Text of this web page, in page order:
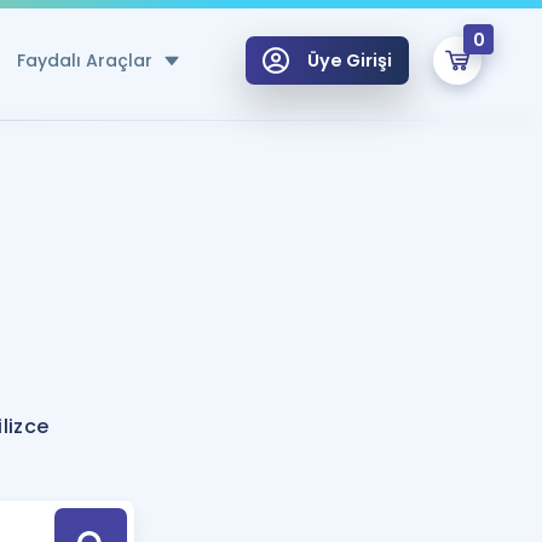
Faydalı Araçlar
Hesaplama Aracı
için Öneriler
Tek Takvimde
Üye Girişi
0